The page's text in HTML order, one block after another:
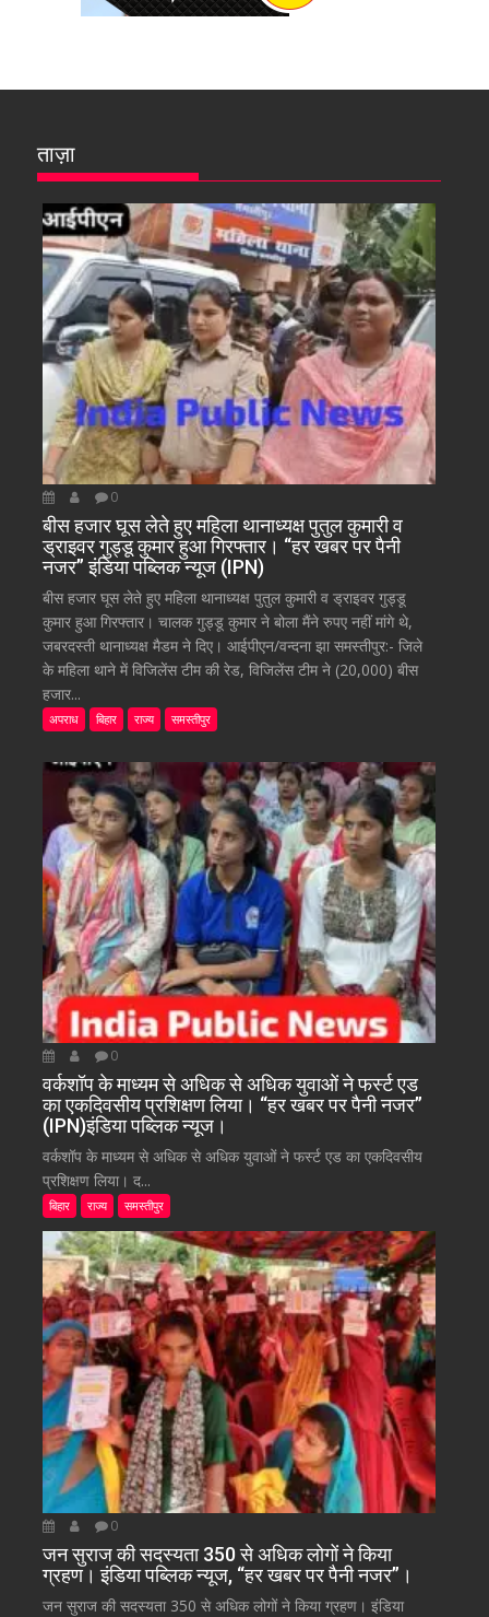
ताज़ा
0
बीस हजार घूस लेते हुए महिला थानाध्यक्ष पुतुल कुमारी व
ड्राइवर गुड्डू कुमार हुआ गिरफ्तार। “हर खबर पर पैनी
नजर” इंडिया पब्लिक न्यूज (IPN)
बीस हजार घूस लेते हुए महिला थानाध्यक्ष पुतुल कुमारी व ड्राइवर गुड्डू
कुमार हुआ गिरफ्तार। चालक गुड्डू कुमार ने बोला मैंने रुपए नहीं मांगे थे,
जबरदस्ती थानाध्यक्ष मैडम ने दिए। आईपीएन/वन्दना झा समस्तीपुर:- जिले
के महिला थाने में विजिलेंस टीम की रेड, विजिलेंस टीम ने (20,000) बीस
हजार...
अपराध बिहार राज्य समस्तीपुर
0
वर्कशॉप के माध्यम से अधिक से अधिक युवाओं ने फर्स्ट एड
का एकदिवसीय प्रशिक्षण लिया। “हर खबर पर पैनी नजर”
(IPN)इंडिया पब्लिक न्यूज।
वर्कशॉप के माध्यम से अधिक से अधिक युवाओं ने फर्स्ट एड का एकदिवसीय
प्रशिक्षण लिया। द...
बिहार राज्य समस्तीपुर
0
जन सुराज की सदस्यता 350 से अधिक लोगों ने किया
ग्रहण। इंडिया पब्लिक न्यूज, “हर खबर पर पैनी नजर”।
जन सुराज की सदस्यता 350 से अधिक लोगों ने किया ग्रहण। इंडिया